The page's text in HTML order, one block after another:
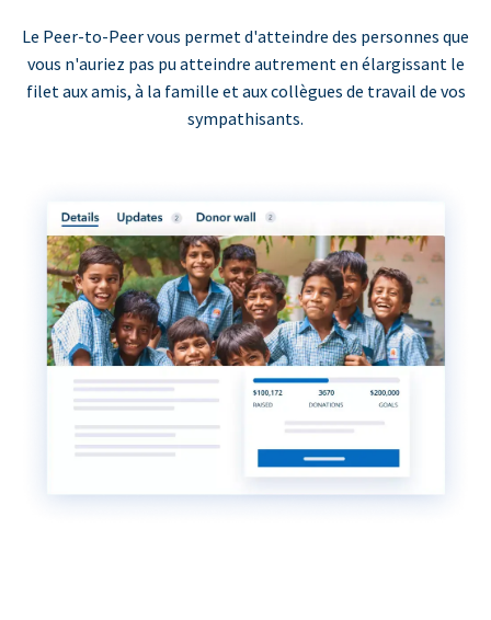
Le Peer-to-Peer vous permet d'atteindre des personnes que
vous n'auriez pas pu atteindre autrement en élargissant le
filet aux amis, à la famille et aux collègues de travail de vos
sympathisants.